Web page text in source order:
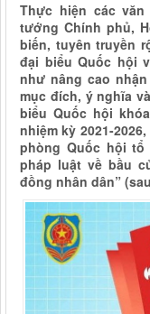
Thực hiện các
tướng Chính phủ,
biến, tuyên truyền
đại biểu Quốc hội
như nâng cao
mục đích, ý nghĩa
biểu Quốc hội
nhiệm kỳ 2021-
phòng Quốc hội
pháp luật về bầu
đồng nhân dân”